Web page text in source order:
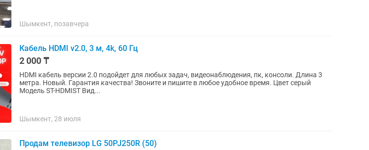
Шымкент, позавчера
Кабель HDMI v2.0, 3 м, 4k, 60 Гц
2 000 ₸
HDMI кабель версии 2.0 подойдет для любых задач, видеонаблюдения, пк, консоли. Длина 3
метра. Новый. Гарантия качества! Звоните и пишите в любое удобное время. Цвет серый
Модель ST-HDMIST Вид...
Шымкент, 28 июля
Продам телевизор LG 50PJ250R (50)